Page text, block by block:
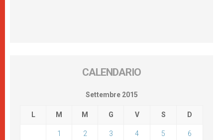
CALENDARIO
Settembre 2015
L M M G V S D
1 2 3 4 5 6